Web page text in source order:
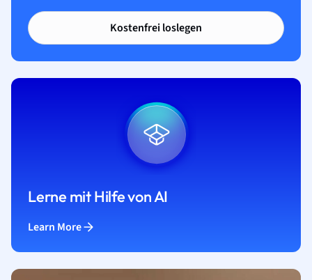
Kostenfrei loslegen
Lerne mit Hilfe von AI
Learn More